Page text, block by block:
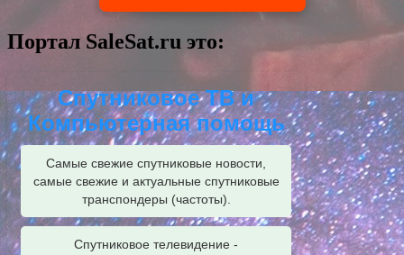
Портал SaleSat.ru это:
Спутниковое ТВ и
Компьютерная помощь
Самые свежие спутниковые новости,
самые свежие и актуальные спутниковые
транспондеры (частоты).
Спутниковое телевидение -